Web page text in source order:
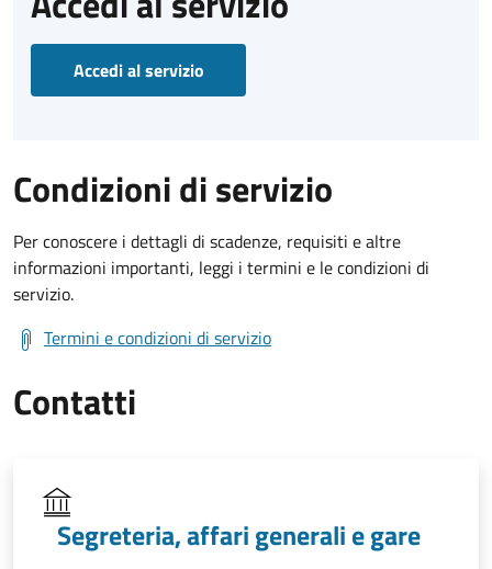
Accedi al servizio
Condizioni di servizio
Per conoscere i dettagli di scadenze, requisiti e altre
informazioni importanti, leggi i termini e le condizioni di
servizio.
Termini e condizioni di servizio
Contatti
Segreteria, affari generali e gare